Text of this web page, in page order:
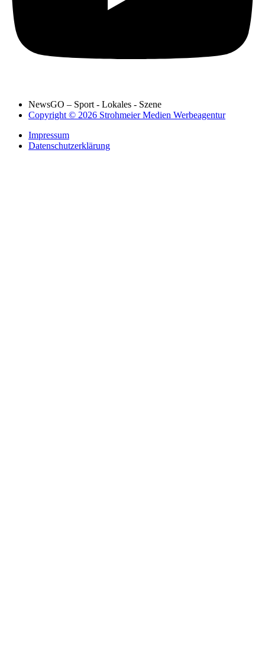
NewsGO – Sport - Lokales - Szene
Copyright © 2026 Strohmeier Medien Werbeagentur
Impressum
Datenschutzerklärung